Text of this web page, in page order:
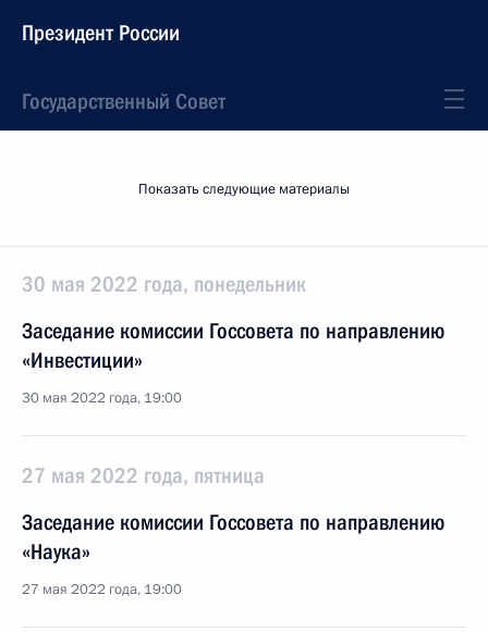
Президент России
Государственный Совет
Показать следующие материалы
30 мая 2022 года, понедельник
Заседание комиссии Госсовета по направлению
«Инвестиции»
30 мая 2022 года, 19:00
27 мая 2022 года, пятница
Заседание комиссии Госсовета по направлению
«Наука»
27 мая 2022 года, 19:00